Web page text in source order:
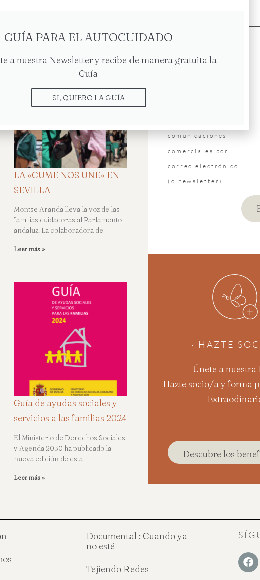
LA «CUME NOS UNE» EN
SEVILLA
15
MAY
Montse Aranda lleva la voz de las
familias cuidadoras al Parlamento
andaluz. La colaboradora de
Leer más »
Guía de ayudas sociales y
servicios a las familias 2024
13
MAY
El Ministerio de Derechos Sociales
y Agenda 2030 ha publicado la
nueva edición de esta
Leer más »
comunicaciones
comerciales por
correo electrónico
(o newsletter)
· HAZTE
Únete a nuestra
Hazte socio/a y forma
Descubre los
Documental : Cuando ya
no esté
Tejiendo Redes
F
a
c
GUÍA PARA EL AUTOCUIDADO
a nuestra Newsletter y recibe de manera gratuita la
Guía
SI, QUIERO LA GUÍA